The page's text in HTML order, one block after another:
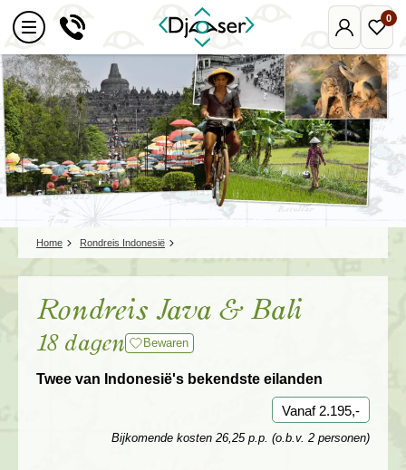
Mijn
Djoser
0
Home Rondreis Indonesië
Rondreis Java & Bali
18 dagen Bewaren
Twee van Indonesië's bekendste eilanden
Vanaf 2.195,-
Bijkomende kosten 26,25 p.p. (o.b.v. 2 personen)